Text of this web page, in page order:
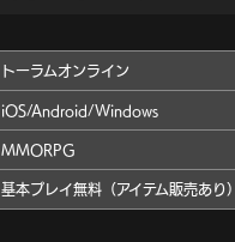
トーラムオンライン
iOS/Android/Windows
MMORPG
基本プレイ無料（アイテム販売あり）